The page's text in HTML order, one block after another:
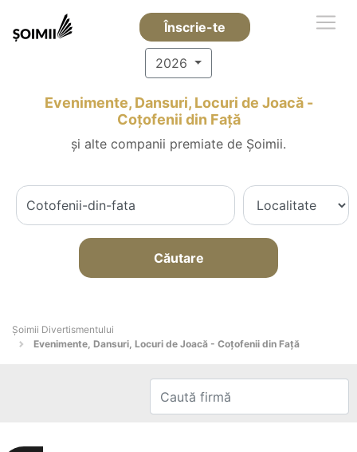
Înscrie-te
2026
Evenimente, Dansuri, Locuri de Joacă -
Coţofenii din Faţă
și alte companii premiate de Șoimii.
Căutare
Şoimii Divertismentului
Evenimente, Dansuri, Locuri de Joacă - Coţofenii din Faţă